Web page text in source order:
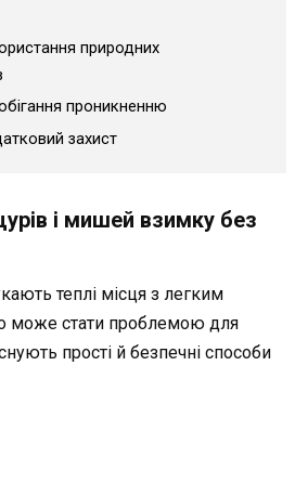
природних
проникненню
захист
і мишей взимку без
теплі місця з легким
може стати проблемою для
прості й безпечні способи